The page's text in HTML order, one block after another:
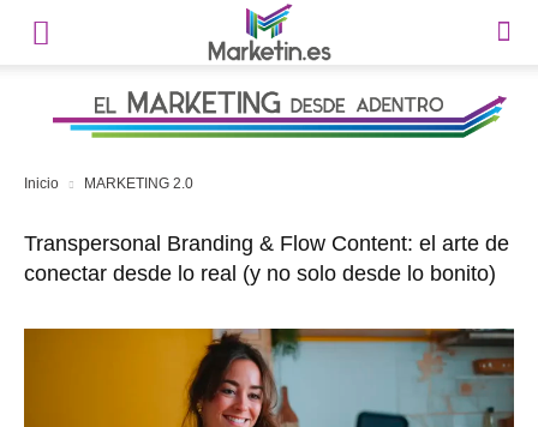
Inicio MARKETING 2.0
Transpersonal Branding & Flow Content: el arte de
conectar desde lo real (y no solo desde lo bonito)